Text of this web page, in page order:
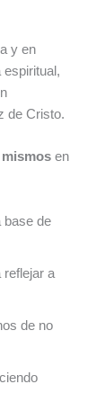
y en
de Cristo.
en
base de
reflejar a
de no